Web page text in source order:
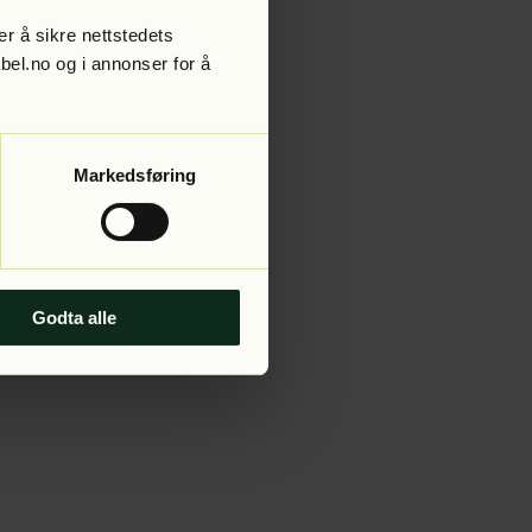
å sikre nettstedets
og i annonser for å
Markedsføring
Godta alle